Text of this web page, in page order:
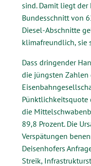
sind. Damit liegt der
Bundesschnitt von
Diesel-Abschnitte
klimafreundlich, sie
Dass dringender
die jüngsten Zahlen
Pünktlichkeitsquote
die
89,8 Prozent. Die
Verspätungen
Deisenhofers
Streik,